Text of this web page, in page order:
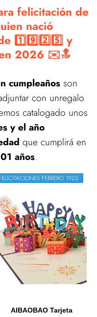
felicitación de
nació
y
en 2026 ✉️🔝
cumpleaños son
con unregalo
catalogado unos
y el año
que cumplirá en
años.
FEBRERO 1925
AIBAOBAO Tarjeta